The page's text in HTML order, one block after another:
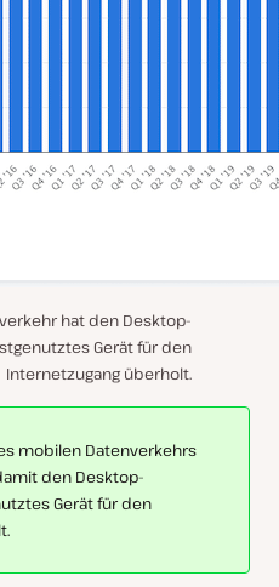
hat den Desktop-
Gerät für den
Internetzugang überholt.
mobilen Datenverkehrs
den Desktop-
Gerät für den